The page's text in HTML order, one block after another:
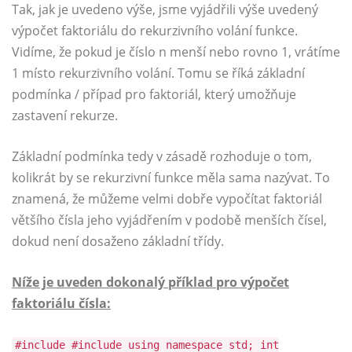
Tak, jak je uvedeno výše, jsme vyjádřili výše uvedený
výpočet faktoriálu do rekurzivního volání funkce.
Vidíme, že pokud je číslo n menší nebo rovno 1, vrátíme
1 místo rekurzivního volání. Tomu se říká základní
podmínka / případ pro faktoriál, který umožňuje
zastavení rekurze.
Základní podmínka tedy v zásadě rozhoduje o tom,
kolikrát by se rekurzivní funkce měla sama nazývat. To
znamená, že můžeme velmi dobře vypočítat faktoriál
většího čísla jeho vyjádřením v podobě menších čísel,
dokud není dosaženo základní třídy.
Níže je uveden dokonalý příklad pro výpočet
faktoriálu čísla:
#include #include using namespace std; int